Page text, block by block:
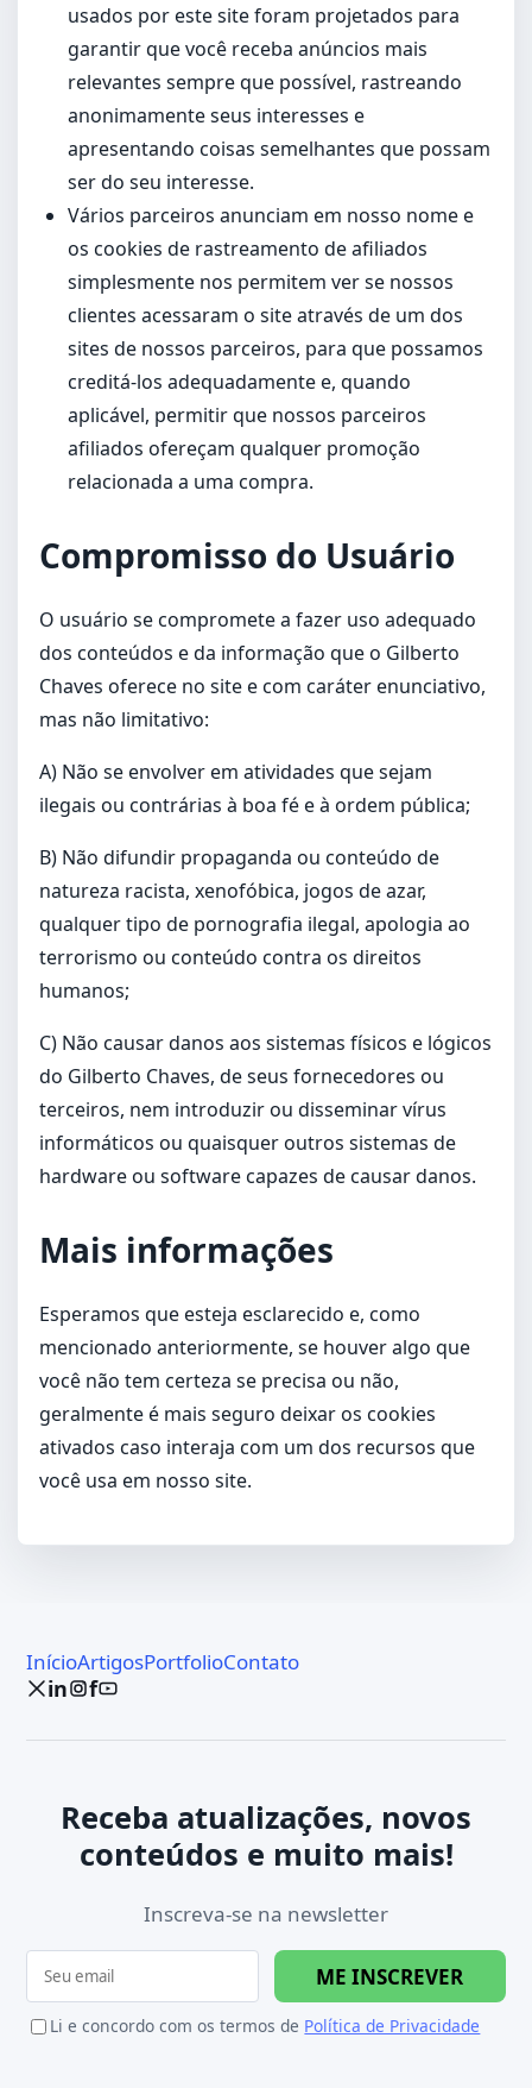
usados por este site foram projetados para
garantir que você receba anúncios mais
relevantes sempre que possível, rastreando
anonimamente seus interesses e
apresentando coisas semelhantes que possam
ser do seu interesse.
Vários parceiros anunciam em nosso nome e
os cookies de rastreamento de afiliados
simplesmente nos permitem ver se nossos
clientes acessaram o site através de um dos
sites de nossos parceiros, para que possamos
creditá-los adequadamente e, quando
aplicável, permitir que nossos parceiros
afiliados ofereçam qualquer promoção
relacionada a uma compra.
Compromisso do Usuário
O usuário se compromete a fazer uso adequado
dos conteúdos e da informação que o Gilberto
Chaves oferece no site e com caráter enunciativo,
mas não limitativo:
A) Não se envolver em atividades que sejam
ilegais ou contrárias à boa fé e à ordem pública;
B) Não difundir propaganda ou conteúdo de
natureza racista, xenofóbica, jogos de azar,
qualquer tipo de pornografia ilegal, apologia ao
terrorismo ou conteúdo contra os direitos
humanos;
C) Não causar danos aos sistemas físicos e lógicos
do Gilberto Chaves, de seus fornecedores ou
terceiros, nem introduzir ou disseminar vírus
informáticos ou quaisquer outros sistemas de
hardware ou software capazes de causar danos.
Mais informações
Esperamos que esteja esclarecido e, como
mencionado anteriormente, se houver algo que
você não tem certeza se precisa ou não,
geralmente é mais seguro deixar os cookies
ativados caso interaja com um dos recursos que
você usa em nosso site.
InícioArtigosPortfolioContato
in f
Receba atualizações, novos
conteúdos e muito mais!
Inscreva-se na newsletter
ME INSCREVER
Li e concordo com os termos de Política de Privacidade